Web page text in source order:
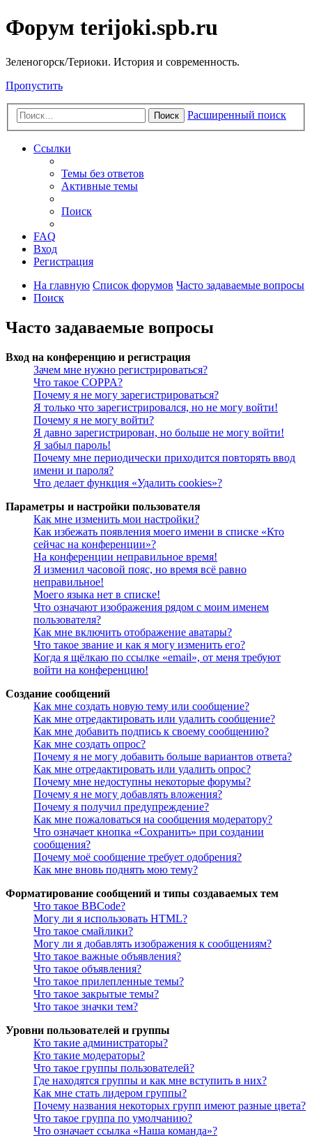
Форум terijoki.spb.ru
Зеленогорск/Териоки. История и современность.
Пропустить
Поиск Расширенный поиск
Ссылки
Темы без ответов
Активные темы
Поиск
FAQ
Вход
Регистрация
На главную Список форумов Часто задаваемые вопросы
Поиск
Часто задаваемые вопросы
Вход на конференцию и регистрация
Зачем мне нужно регистрироваться?
Что такое COPPA?
Почему я не могу зарегистрироваться?
Я только что зарегистрировался, но не могу войти!
Почему я не могу войти?
Я давно зарегистрирован, но больше не могу войти!
Я забыл пароль!
Почему мне периодически приходится повторять ввод
имени и пароля?
Что делает функция «Удалить cookies»?
Параметры и настройки пользователя
Как мне изменить мои настройки?
Как избежать появления моего имени в списке «Кто
сейчас на конференции»?
На конференции неправильное время!
Я изменил часовой пояс, но время всё равно
неправильное!
Моего языка нет в списке!
Что означают изображения рядом с моим именем
пользователя?
Как мне включить отображение аватары?
Что такое звание и как я могу изменить его?
Когда я щёлкаю по ссылке «email», от меня требуют
войти на конференцию!
Создание сообщений
Как мне создать новую тему или сообщение?
Как мне отредактировать или удалить сообщение?
Как мне добавить подпись к своему сообщению?
Как мне создать опрос?
Почему я не могу добавить больше вариантов ответа?
Как мне отредактировать или удалить опрос?
Почему мне недоступны некоторые форумы?
Почему я не могу добавлять вложения?
Почему я получил предупреждение?
Как мне пожаловаться на сообщения модератору?
Что означает кнопка «Сохранить» при создании
сообщения?
Почему моё сообщение требует одобрения?
Как мне вновь поднять мою тему?
Форматирование сообщений и типы создаваемых тем
Что такое BBCode?
Могу ли я использовать HTML?
Что такое смайлики?
Могу ли я добавлять изображения к сообщениям?
Что такое важные объявления?
Что такое объявления?
Что такое прилепленные темы?
Что такое закрытые темы?
Что такое значки тем?
Уровни пользователей и группы
Кто такие администраторы?
Кто такие модераторы?
Что такое группы пользователей?
Где находятся группы и как мне вступить в них?
Как мне стать лидером группы?
Почему названия некоторых групп имеют разные цвета?
Что такое группа по умолчанию?
Что означает ссылка «Наша команда»?